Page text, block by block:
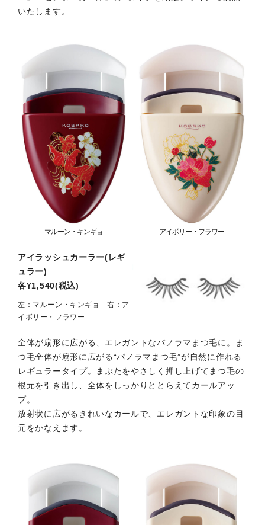
いたします。
マルーン・キンギョ アイボリー・フラワー
アイラッシュカーラー(レギ
ュラー)
各¥1,540(税込)
左：マルーン・キンギョ 右：ア
イボリー・フラワー
全体が扇形に広がる、エレガントなパノラマまつ毛に。ま
つ毛全体が扇形に広がる“パノラマまつ毛”が自然に作れる
レギュラータイプ。まぶたをやさしく押し上げてまつ毛の
根元を引き出し、全体をしっかりととらえてカールアッ
プ。
放射状に広がるきれいなカールで、エレガントな印象の目
元をかなえます。